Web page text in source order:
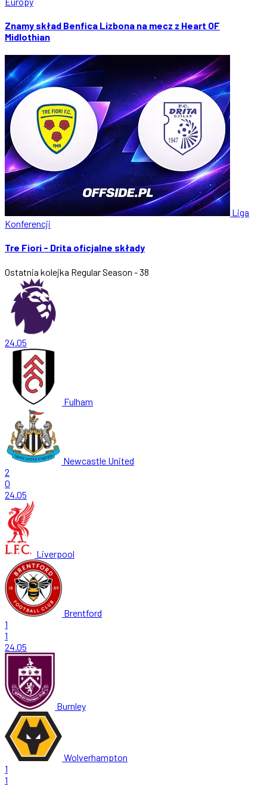
Znamy skład Benfica Lizbona na mecz z Heart OF
Midlothian
Liga
Konferencji
Tre Fiori - Drita oficjalne składy
Ostatnia kolejka Regular Season - 38
24.05
Fulham
Newcastle United
2
0
24.05
Liverpool
Brentford
1
1
24.05
Burnley
Wolverhampton
1
1